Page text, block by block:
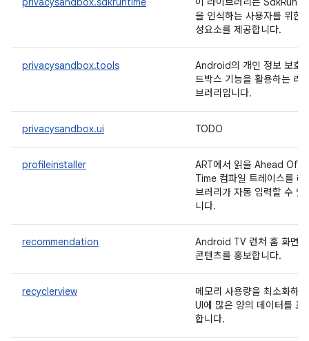
을 인식하는 사용자를 위한
성요소를 제공합니다.
privacysandbox.tools
Android의 개인 정보 보호
드박스 기능을 활용하는 라
브러리입니다.
privacysandbox.ui TODO
profileinstaller
ART에서 읽을 Ahead Of
Time 컴파일 트레이스를 라
브러리가 자동 입력할 수 있
니다.
recommendation
Android TV 런처 홈 화면에
콘텐츠를 홍보합니다.
recyclerview
메모리 사용량을 최소화하
UI에 많은 양의 데이터를 표
합니다.